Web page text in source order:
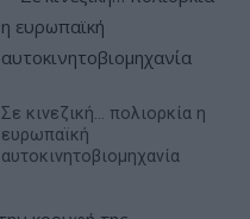
Σε κινεζική… πολιορκία η
ευρωπαϊκή
αυτοκινητοβιομηχανία